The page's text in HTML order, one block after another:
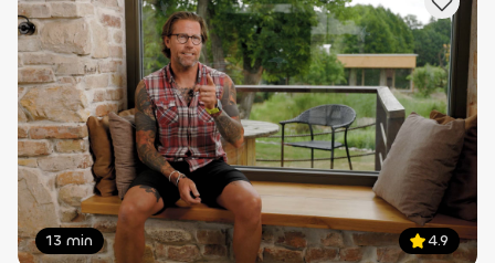
13 min 4.9